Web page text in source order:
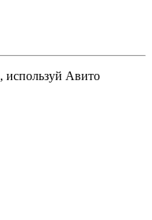
, используй Авито